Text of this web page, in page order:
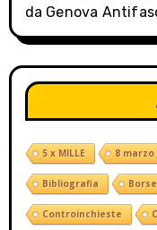
da Genova
5 x MILLE 8 marzo
Bibliografia
Controinchieste